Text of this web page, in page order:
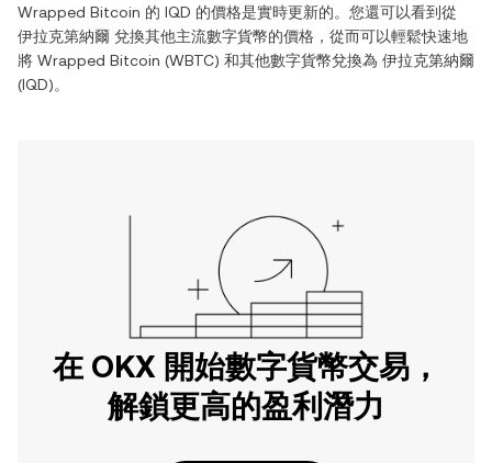
Wrapped Bitcoin 的 IQD 的價格是實時更新的。您還可以看到從
伊拉克第納爾 兌換其他主流數字貨幣的價格，從而可以輕鬆快速地
將 Wrapped Bitcoin (WBTC) 和其他數字貨幣兌換為 伊拉克第納爾
(IQD)。
在 OKX 開始數字貨幣交易，
解鎖更高的盈利潛力